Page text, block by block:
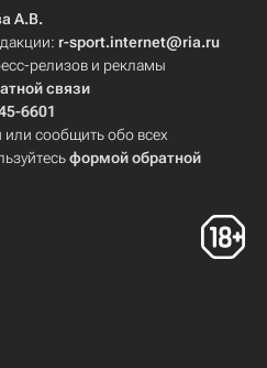
А.В.
r-sport.internet@ria.ru
релизов и рекламы
связи
6601
или сообщить обо всех
формой обратной